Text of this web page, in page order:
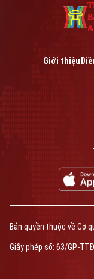
Bản quyền thuộc về Cơ
phép số: Số 63/GP-
CỦA CƠ QUAN BÁO VÀ
Phó Giám đốc: Nguyễn
Giới thiệu
Bản quyền thuộc về Cơ
Giấy phép số: 63/GP-